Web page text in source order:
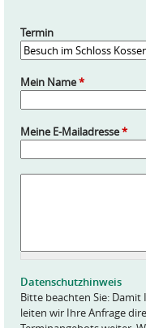
Termin
Mein Name*
Meine E-Mailadresse*
*
Datenschutzhinweis
Bitte beachten Sie:
leiten wir Ihre Anfrage